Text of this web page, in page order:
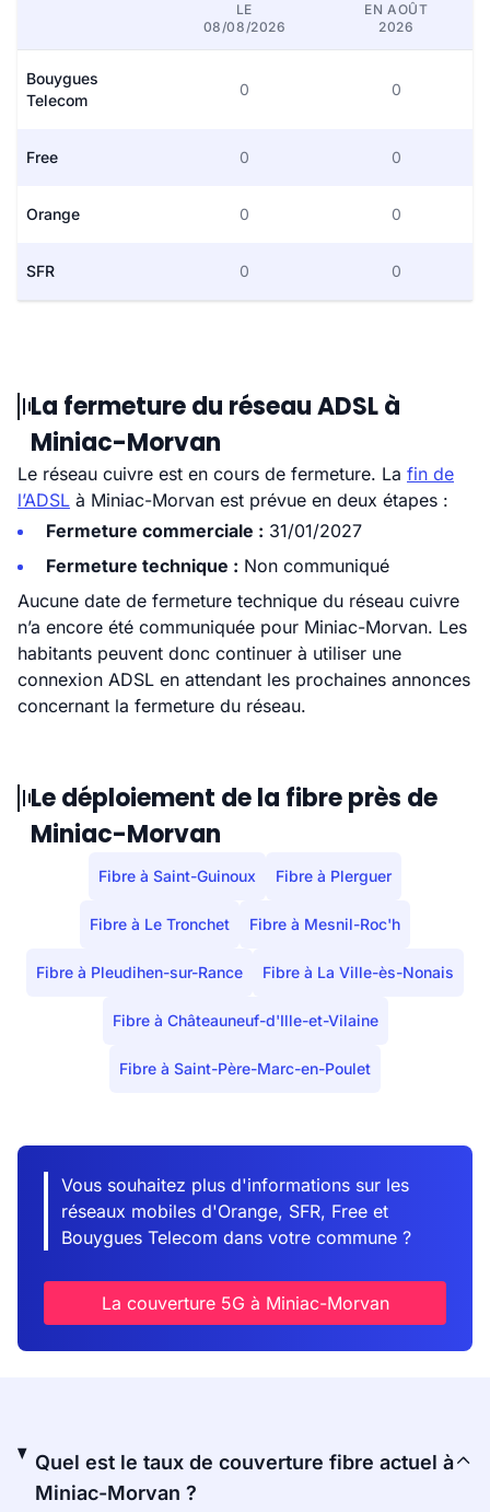
LE
08/08/2026
EN AOÛT
2026
Bouygues
Telecom
0 0
Free 0 0
Orange 0 0
SFR 0 0
La fermeture du réseau ADSL à
Miniac-Morvan
Le réseau cuivre est en cours de fermeture. La fin de
l’ADSL à Miniac-Morvan est prévue en deux étapes :
Fermeture commerciale : 31/01/2027
Fermeture technique : Non communiqué
Aucune date de fermeture technique du réseau cuivre
n’a encore été communiquée pour Miniac-Morvan. Les
habitants peuvent donc continuer à utiliser une
connexion ADSL en attendant les prochaines annonces
concernant la fermeture du réseau.
Le déploiement de la fibre près de
Miniac-Morvan
Fibre à Saint-Guinoux Fibre à Plerguer
Fibre à Le Tronchet Fibre à Mesnil-Roc'h
Fibre à Pleudihen-sur-Rance Fibre à La Ville-ès-Nonais
Fibre à Châteauneuf-d'Ille-et-Vilaine
Fibre à Saint-Père-Marc-en-Poulet
Vous souhaitez plus d'informations sur les
réseaux mobiles d'Orange, SFR, Free et
Bouygues Telecom dans votre commune ?
La couverture 5G à Miniac-Morvan
Quel est le taux de couverture fibre actuel à
Miniac-Morvan ?